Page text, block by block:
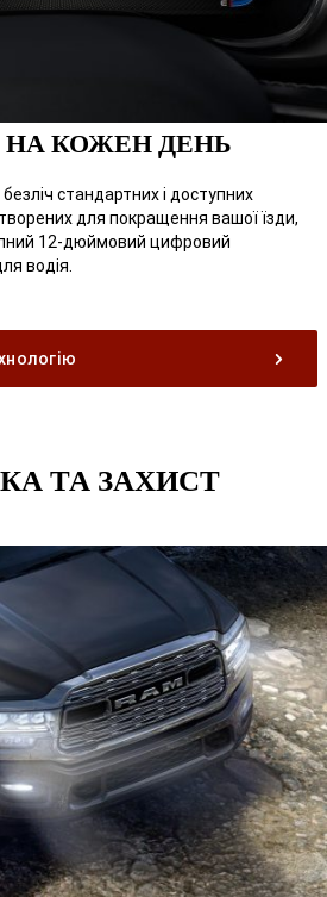
НА КОЖЕН ДЕНЬ
стандартних і доступних
для покращення вашої їзди,
12-дюймовий цифровий
водія.
ТА ЗАХИСТ